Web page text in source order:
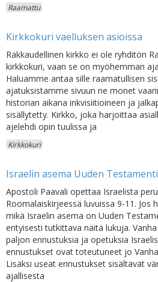
Raamattu
Kirkkokuri vaelluksen asioissa
Rakkaudellinen kirkko ei ole ryhditön
kirkkokuri, vaan se on myöhemman
Haluamme antaa sille raamatullisen
ajatuksistamme sivuun ne monet
historian aikana inkvisiitioineen ja
sisällytetty. Kirkko, joka harjoittaa
ajelehdi opin tuulissa ja
Kirkkokuri
Israelin asema Uuden
Apostoli Paavali opettaa Israelista
Roomalaiskirjeessä luvuissa 9-11. Jos
mikä Israelin asema on Uuden
erityisesti tutkittava näitä lukuja.
paljon ennustuksia ja opetuksia
ennustukset ovat toteutuneet jo
Lisäksi useat ennustukset sisältävät
ajallisesta